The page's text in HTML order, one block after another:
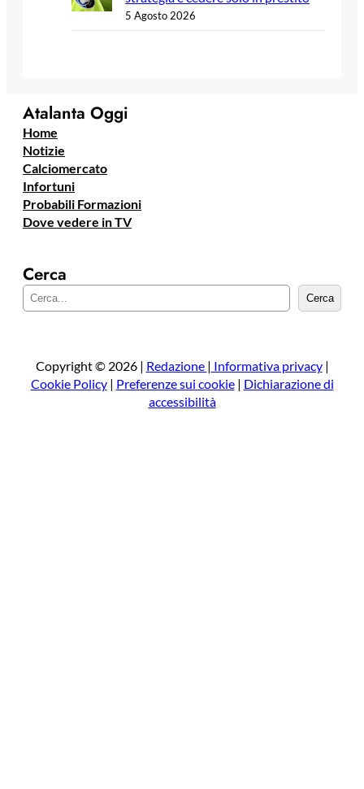
5 Agosto 2026
Atalanta Oggi
Home
Notizie
Calciomercato
Infortuni
Probabili Formazioni
Dove vedere in TV
Cerca
e
a
Cerca
Copyright © 2026 | Redazione | Informativa privacy|
Cookie Policy| Preferenze sui cookie| Dichiarazione di
accessibilità